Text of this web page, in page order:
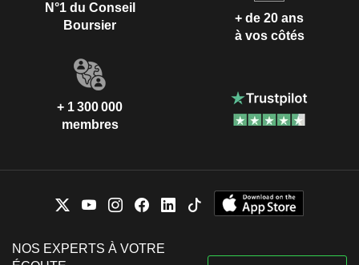
N°1 du Conseil
Boursier
+ de 20 ans
à vos côtés
+ 1 300 000
membres
NOS EXPERTS À VOTRE